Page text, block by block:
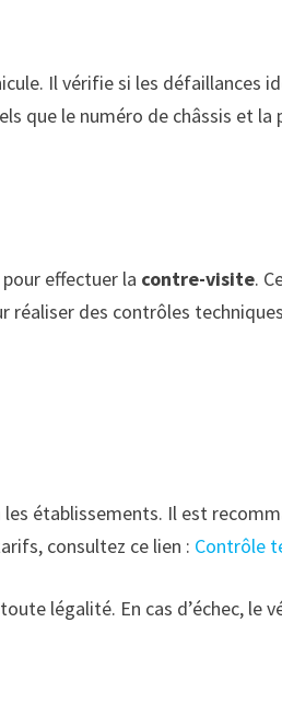
Il vérifie si les défaillances
le numéro de châssis et la
effectuer la contre-visite.
réaliser des contrôles
établissements. Il est
consultez ce lien : Contrôle
légalité. En cas d’échec, le